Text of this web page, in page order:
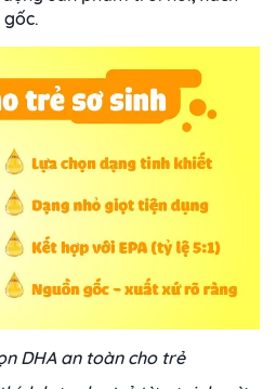
DHA an toàn cho trẻ